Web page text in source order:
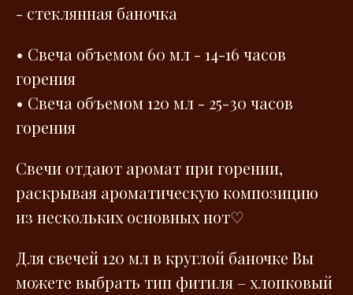
- стеклянная баночка
• Свеча объемом 60 мл - 14-16 часов
горения
• Свеча объемом 120 мл - 25-30 часов
горения
Свечи отдают аромат при горении,
раскрывая ароматическую композицию
из нескольких основных нот♡
Для свечей 120 мл в круглой баночке Вы
можете выбрать тип фитиля – хлопковый